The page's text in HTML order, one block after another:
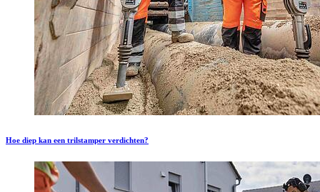
Hoe diep kan een trilstamper verdichten?